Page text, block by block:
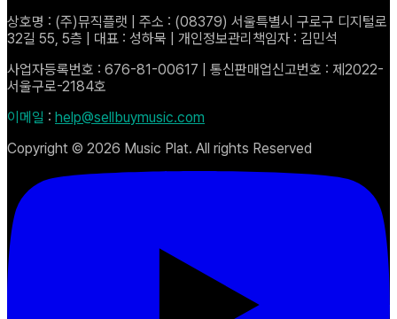
상호명 : (주)뮤직플랫 | 주소 : (08379) 서울특별시 구로구 디지털로
32길 55, 5층 | 대표 : 성하묵 | 개인정보관리책임자 : 김민석
사업자등록번호 : 676-81-00617 | 통신판매업신고번호 : 제2022-
서울구로-2184호
이메일 : help@sellbuymusic.com
Copyright © 2026 Music Plat. All rights Reserved